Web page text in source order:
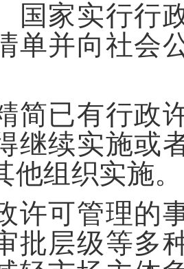
国家实行行
单并向社会
简已有行政
继续实施或
他组织实施。
许可管理的
批层级等多